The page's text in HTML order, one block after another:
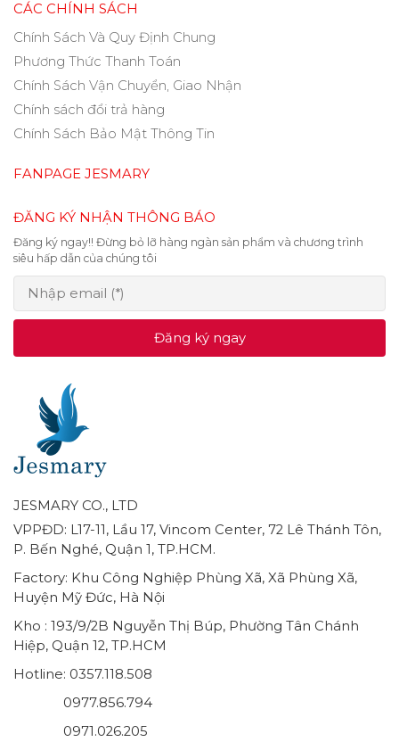
CÁC CHÍNH SÁCH
Chính Sách Và Quy Định Chung
Phương Thức Thanh Toán
Chính Sách Vận Chuyển, Giao Nhận
Chính sách đổi trả hàng
Chính Sách Bảo Mật Thông Tin
FANPAGE JESMARY
ĐĂNG KÝ NHẬN THÔNG BÁO
Đăng ký ngay!! Đừng bỏ lỡ hàng ngàn sản phẩm và chương trình
siêu hấp dẫn của chúng tôi
Đăng ký ngay
JESMARY CO., LTD
VPPĐD: L17-11, Lầu 17, Vincom Center, 72 Lê Thánh Tôn,
P. Bến Nghé, Quận 1, TP.HCM.
Factory: Khu Công Nghiệp Phùng Xã, Xã Phùng Xã,
Huyện Mỹ Đức, Hà Nội
Kho : 193/9/2B Nguyễn Thị Búp, Phường Tân Chánh
Hiệp, Quận 12, TP.HCM
Hotline: 0357.118.508
0977.856.794
0971.026.205